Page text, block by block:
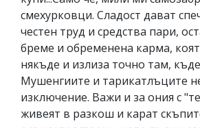
смехурковци. Сладост дават
честен труд и средства пари,
бреме и обременена карма,
някъде и излиза точно там,
Мушенгиите и тарикатлъците
изключение. Важи и за ония с
живеят в разкош и карат